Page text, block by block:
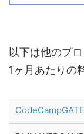
以下は他のプ
1ヶ月あたりの
CodeCampGATE